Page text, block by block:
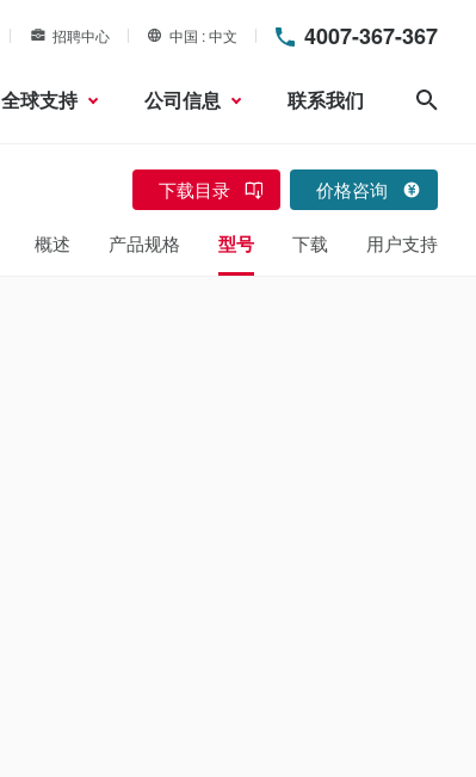
招聘中心 中国 中文 4007-367-367
全球支持 公司信息 联系我们
下载目录 价格咨询
概述 产品规格 型号 下载 用户支持